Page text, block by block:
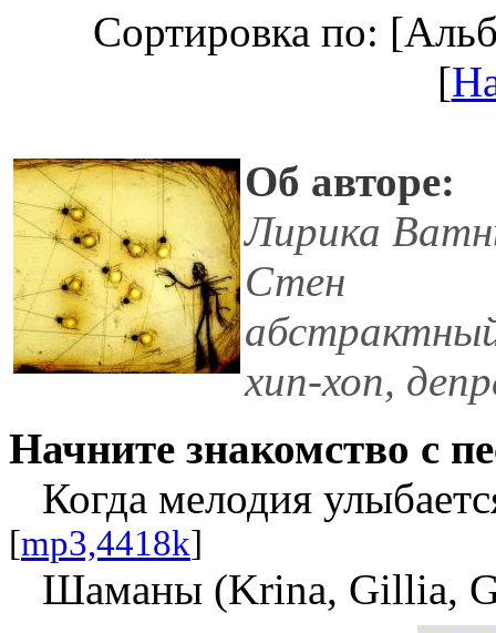
Сортировка по:
[
Об авторе:
Лирика
Стен
хип-хоп,
Начните знакомство с
Когда мелодия
[mp3,4418k]
Шаманы (Krina, Gillia,